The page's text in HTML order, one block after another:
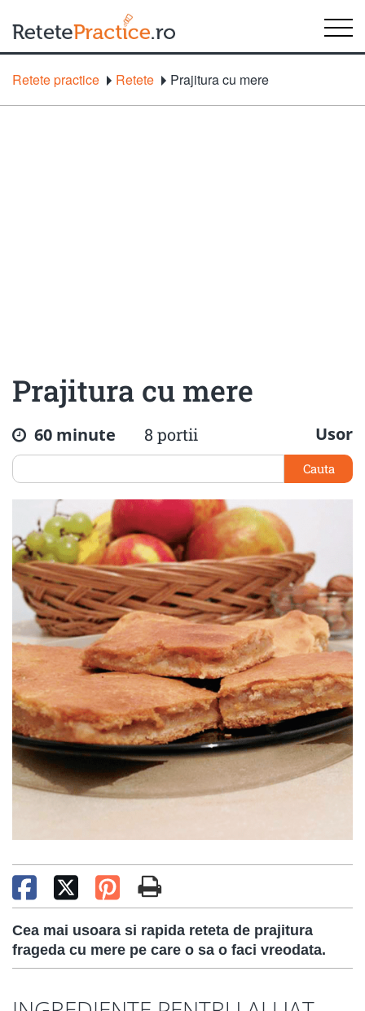
Retete practice Retete Prajitura cu mere
Prajitura cu mere
60 minute 8 portii Usor
Cauta
Cea mai usoara si rapida reteta de prajitura
frageda cu mere pe care o sa o faci vreodata.